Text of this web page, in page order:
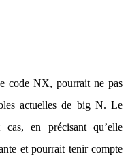
code NX, pourrait ne pas
actuelles de big N. Le
en précisant qu’elle
et pourrait tenir compte